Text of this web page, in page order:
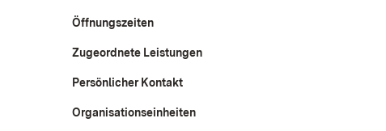
Öffnungszeiten
Zugeordnete Leistungen
Persönlicher Kontakt
Organisationseinheiten